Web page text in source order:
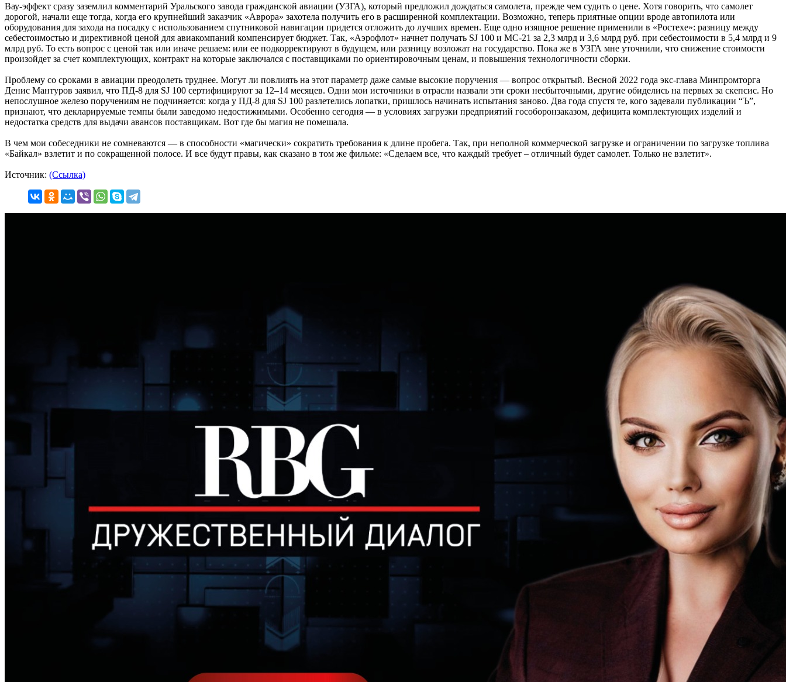
Вау-эффект сразу заземлил комментарий Уральского завода гражданской авиации (УЗГА), который предложил дождаться самолета, прежде чем судить о цене. Хотя говорить, что самолет
дорогой, начали еще тогда, когда его крупнейший заказчик «Аврора» захотела получить его в расширенной комплектации. Возможно, теперь приятные опции вроде автопилота или
оборудования для захода на посадку с использованием спутниковой навигации придется отложить до лучших времен. Еще одно изящное решение применили в «Ростехе»: разницу между
себестоимостью и директивной ценой для авиакомпаний компенсирует бюджет. Так, «Аэрофлот» начнет получать SJ 100 и МС-21 за 2,3 млрд и 3,6 млрд руб. при себестоимости в 5,4 млрд и 9
млрд руб. То есть вопрос с ценой так или иначе решаем: или ее подкорректируют в будущем, или разницу возложат на государство. Пока же в УЗГА мне уточнили, что снижение стоимости
произойдет за счет комплектующих, контракт на которые заключался с поставщиками по ориентировочным ценам, и повышения технологичности сборки.
Проблему со сроками в авиации преодолеть труднее. Могут ли повлиять на этот параметр даже самые высокие поручения — вопрос открытый. Весной 2022 года экс-глава Минпромторга
Денис Мантуров заявил, что ПД-8 для SJ 100 сертифицируют за 12–14 месяцев. Одни мои источники в отрасли назвали эти сроки несбыточными, другие обиделись на первых за скепсис. Но
непослушное железо поручениям не подчиняется: когда у ПД-8 для SJ 100 разлетелись лопатки, пришлось начинать испытания заново. Два года спустя те, кого задевали публикации “Ъ”,
признают, что декларируемые темпы были заведомо недостижимыми. Особенно сегодня — в условиях загрузки предприятий гособоронзаказом, дефицита комплектующих изделий и
недостатка средств для выдачи авансов поставщикам. Вот где бы магия не помешала.
В чем мои собеседники не сомневаются — в способности «магически» сократить требования к длине пробега. Так, при неполной коммерческой загрузке и ограничении по загрузке топлива
«Байкал» взлетит и по сокращенной полосе. И все будут правы, как сказано в том же фильме: «Сделаем все, что каждый требует – отличный будет самолет. Только не взлетит».
Источник: (Ссылка)